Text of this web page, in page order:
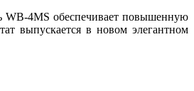
WB-4MS обеспечивает повышенную
выпускается в новом элегантном